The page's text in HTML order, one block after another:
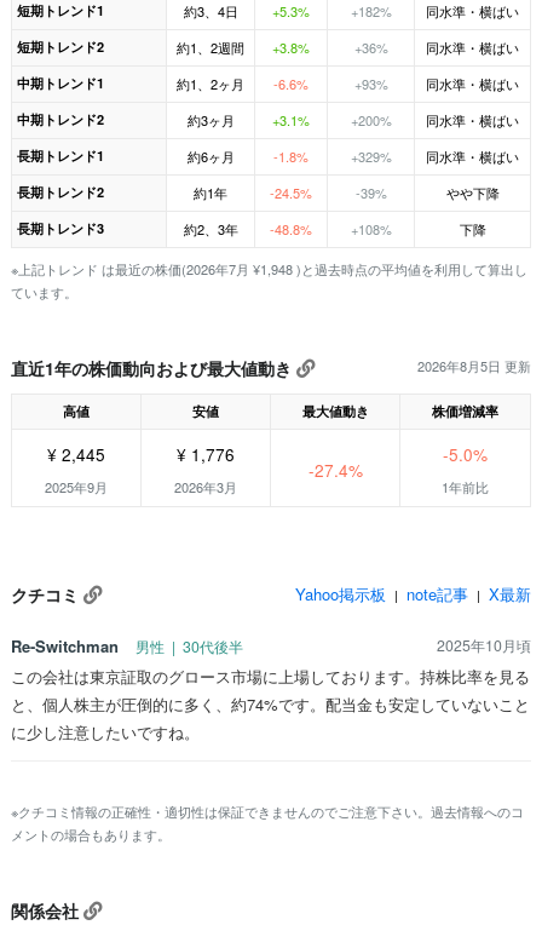
短期トレンド1
約3、4日 +5.3% +182% 同水準・横ばい
短期トレンド2 約1、2週間 +3.8% +36% 同水準・横ばい
中期トレンド1 約1、2ヶ月 -6.6% +93% 同水準・横ばい
中期トレンド2 約3ヶ月 +3.1% +200% 同水準・横ばい
長期トレンド1 約6ヶ月 -1.8% +329% 同水準・横ばい
長期トレンド2 約1年 -24.5% -39% やや下降
長期トレンド3 約2、3年 -48.8% +108% 下降
※上記トレンド は最近の株価(2026年7月 ¥1,948 )と過去時点の平均値を利用して算出し
ています。
直近1年の株価動向および最大値動き 2026年8月5日 更新
高値 安値 最大値動き 株価増減率
¥ 2,445
2025年9月
¥ 1,776
2026年3月
-27.4%
-5.0%
1年前比
クチコミ Yahoo掲示板 | note記事 | X最新
Re-Switchman 男性 | 30代後半 2025年10月頃
この会社は東京証取のグロース市場に上場しております。持株比率を見る
と、個人株主が圧倒的に多く、約74%です。配当金も安定していないこと
に少し注意したいですね。
※クチコミ情報の正確性・適切性は保証できませんのでご注意下さい。過去情報へのコ
メントの場合もあります。
関係会社